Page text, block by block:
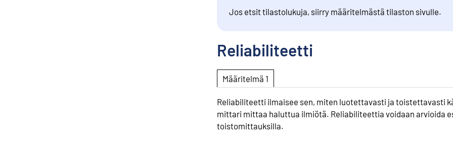
Jos etsit tilastolukuja, siirry määritelmästä tilaston sivulle.
Reliabiliteetti
Määritelmä 1
Reliabiliteetti ilmaisee sen, miten luotettavasti ja toistettavasti
mittari mittaa haluttua ilmiötä. Reliabiliteettia voidaan arvioida
toistomittauksilla.